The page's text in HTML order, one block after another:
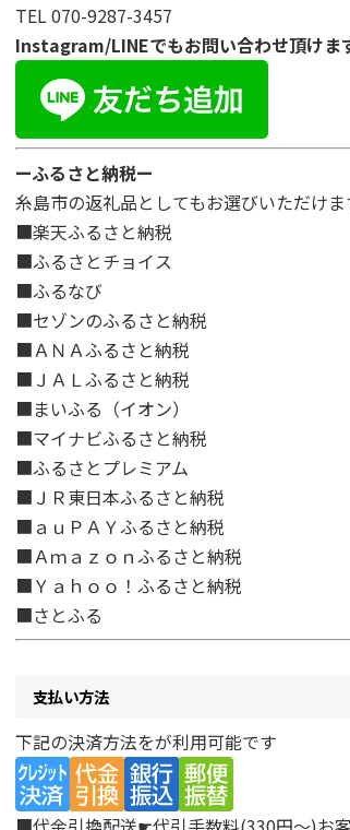
TEL 070-9287-3457
Instagram/LINEでもお問い合わせ頂けま
ーふるさと納税ー
糸島市の返礼品としてもお選びいただけま
■楽天ふるさと納税
■ふるさとチョイス
■ふるなび
■セゾンのふるさと納税
■ＡＮＡふるさと納税
■ＪＡＬふるさと納税
■まいふる（イオン）
■マイナビふるさと納税
■ふるさとプレミアム
■ＪＲ東日本ふるさと納税
■ａｕＰＡＹふるさと納税
■Ａｍａｚｏｎふるさと納税
■Ｙａｈｏｏ！ふるさと納税
■さとふる
支払い方法
下記の決済方法をが利用可能です